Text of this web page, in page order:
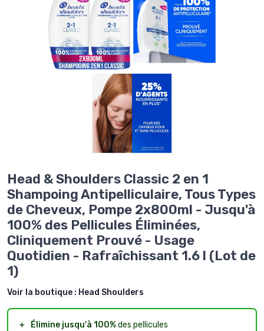
Head & Shoulders Classic 2 en 1
Shampoing Antipelliculaire, Tous Types
de Cheveux, Pompe 2x800ml - Jusqu'à
100% des Pellicules Éliminées,
Cliniquement Prouvé - Usage
Quotidien - Rafraîchissant 1.6 l (Lot de
1)
Voir la boutique : Head Shoulders
＋ Élimine jusqu'à 100%des pellicules